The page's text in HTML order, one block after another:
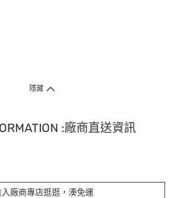
隱藏
:廠商直送資訊
入廠商專店逛逛，湊免運